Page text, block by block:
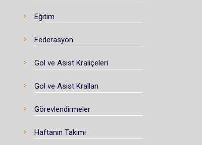
Eğitim
Federasyon
Gol ve Asist Kraliçeleri
Gol ve Asist Kralları
Görevlendirmeler
Haftanın Takımı